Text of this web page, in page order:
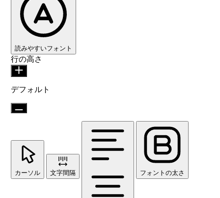
読みやすいフォント
行の高さ
デフォルト
カーソル 文字間隔 フォントの太さ